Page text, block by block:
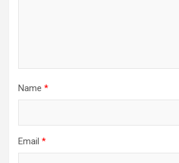
Name *
Email *